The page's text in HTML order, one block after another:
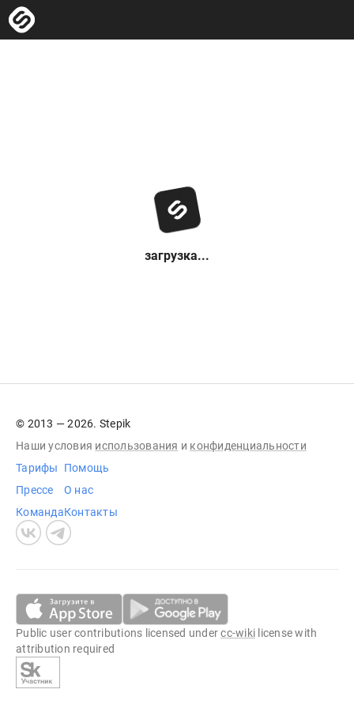
загрузка...
© 2013 — 2026. Stepik
Наши условия использования и конфиденциальности
Тарифы
Прессе
Команда
Помощь
О нас
Контакты
Public user contributions licensed undercc-wiki license with
attribution required